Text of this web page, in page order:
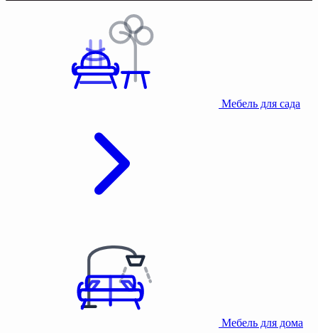
Мебель для сада
Мебель для дома